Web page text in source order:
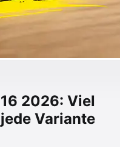
2026: Viel
Variante